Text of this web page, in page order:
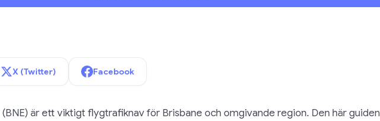
X (Twitter) Facebook
är ett viktigt flygtrafiknav för Brisbane och omgivande region. Den här guiden